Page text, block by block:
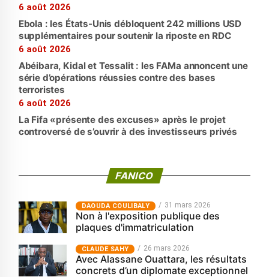
6 août 2026
Ebola : les États-Unis débloquent 242 millions USD
supplémentaires pour soutenir la riposte en RDC
6 août 2026
Abéibara, Kidal et Tessalit : les FAMa annoncent une
série d’opérations réussies contre des bases
terroristes
6 août 2026
La Fifa «présente des excuses» après le projet
controversé de s’ouvrir à des investisseurs privés
FANICO
‎DAOUDA COULIBALY 31 mars 2026
Non à l'exposition publique des
plaques d'immatriculation
CLAUDE SAHY 26 mars 2026
Avec Alassane Ouattara, les résultats
concrets d’un diplomate exceptionnel